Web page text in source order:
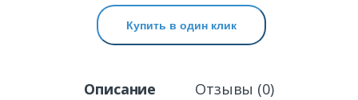
Купить в один клик
Описание Отзывы (0)